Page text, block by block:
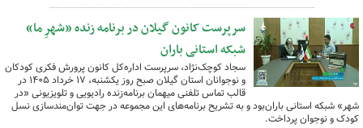
سرپرست کانون گیلان در برنامه زنده «شهرِ ما»
شبکه استانی باران
سجاد کوچک‌نژاد، سرپرست اداره‌کل کانون پرورش فکری کودکان
و نوجوانان استان گیلان صبح روز یکشنبه، ۱۷ خرداد ۱۴۰۵ در
قالب تماس تلفنی میهمان برنامه‌زنده رادیویی و تلویزیونی «در
شهر» شبکه استانی باران‌بود و به تشریح برنامه‌های این مجموعه در جهت توان‌مندسازی نسل
کودک و نوجوان پرداخت.